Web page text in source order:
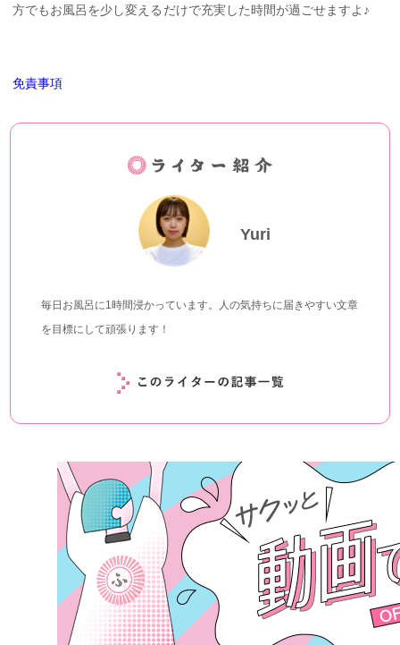
方でもお風呂を少し変えるだけで充実した時間が過ごせますよ♪
免責事項
Yuri
毎日お風呂に1時間浸かっています。人の気持ちに届きやすい文章
を目標にして頑張ります！